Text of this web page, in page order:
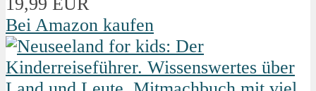
Bei Amazon kaufen